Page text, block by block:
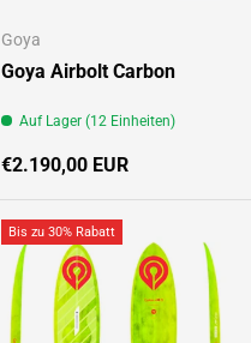
Goya
Goya Airbolt Carbon
Auf Lager (12 Einheiten)
Normaler Preis
€2.190,00 EUR
Bis zu 30% Rabatt